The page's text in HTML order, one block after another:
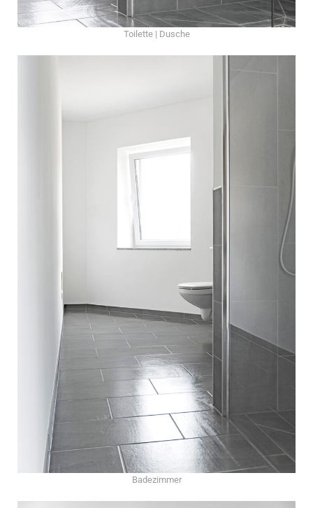
Toilette | Dusche
Badezimmer